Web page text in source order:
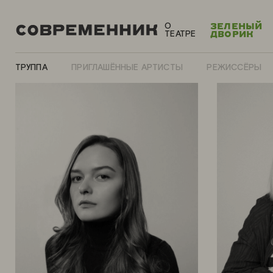
О
ТЕАТРЕ
ЗЕЛЕНЫЙ
ДВОРИК
ТРУППА ПРИГЛАШЁННЫЕ АРТИСТЫ РЕЖИССЁРЫ